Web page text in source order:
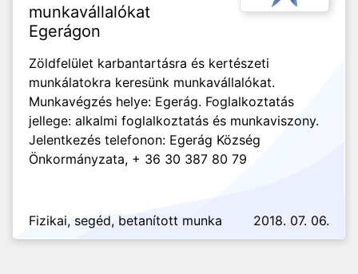
munkavállalókat
Egerágon
Zöldfelület karbantartásra és kertészeti
munkálatokra keresünk munkavállalókat.
Munkavégzés helye: Egerág. Foglalkoztatás
jellege: alkalmi foglalkoztatás és munkaviszony.
Jelentkezés telefonon: Egerág Község
Önkormányzata, + 36 30 387 80 79
Fizikai, segéd, betanított munka 2018. 07. 06.